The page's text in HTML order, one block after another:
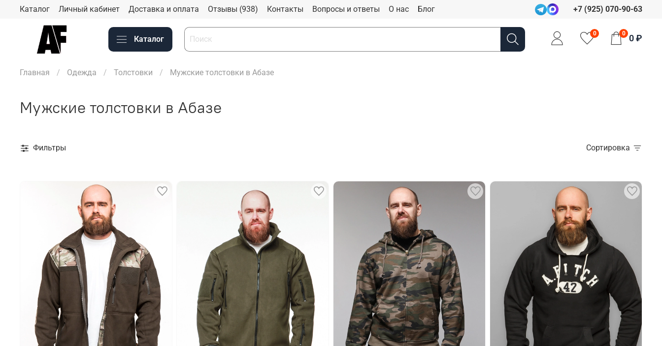
Каталог Личный кабинет Доставка и оплата Отзывы (938) Контакты Вопросы и ответы О нас Блог +7 (925) 070-90-63
Каталог
0 0 0 ₽
Главная Одежда Толстовки Мужские толстовки в Абазе
Мужские толстовки в Абазе
Фильтры Сортировка